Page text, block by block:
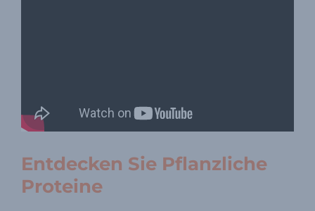
Entdecken Sie Pflanzliche
Proteine